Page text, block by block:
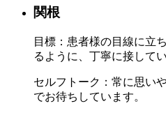
関根
目標： 患者様の目線に立
るように、丁寧に接して
セルフトーク： 常に思い
でお待ちしています。